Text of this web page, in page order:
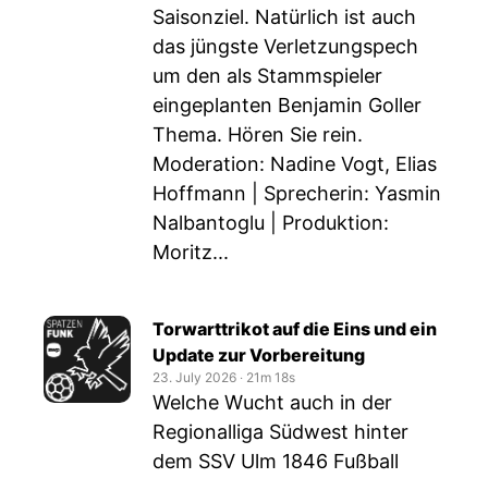
Saisonziel. Natürlich ist auch
das jüngste Verletzungspech
um den als Stammspieler
eingeplanten Benjamin Goller
Thema. Hören Sie rein.
Moderation: Nadine Vogt, Elias
Hoffmann | Sprecherin: Yasmin
Nalbantoglu | Produktion:
Moritz...
Torwarttrikot auf die Eins und ein
Update zur Vorbereitung
23. July 2026 ‧ 21m 18s
Welche Wucht auch in der
Regionalliga Südwest hinter
dem SSV Ulm 1846 Fußball